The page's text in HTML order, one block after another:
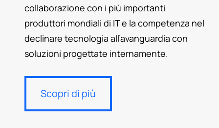
collaborazione con i più importanti
produttori mondiali di IT e la competenza nel
declinare tecnologia all’avanguardia con
soluzioni progettate internamente.
Scopri di più